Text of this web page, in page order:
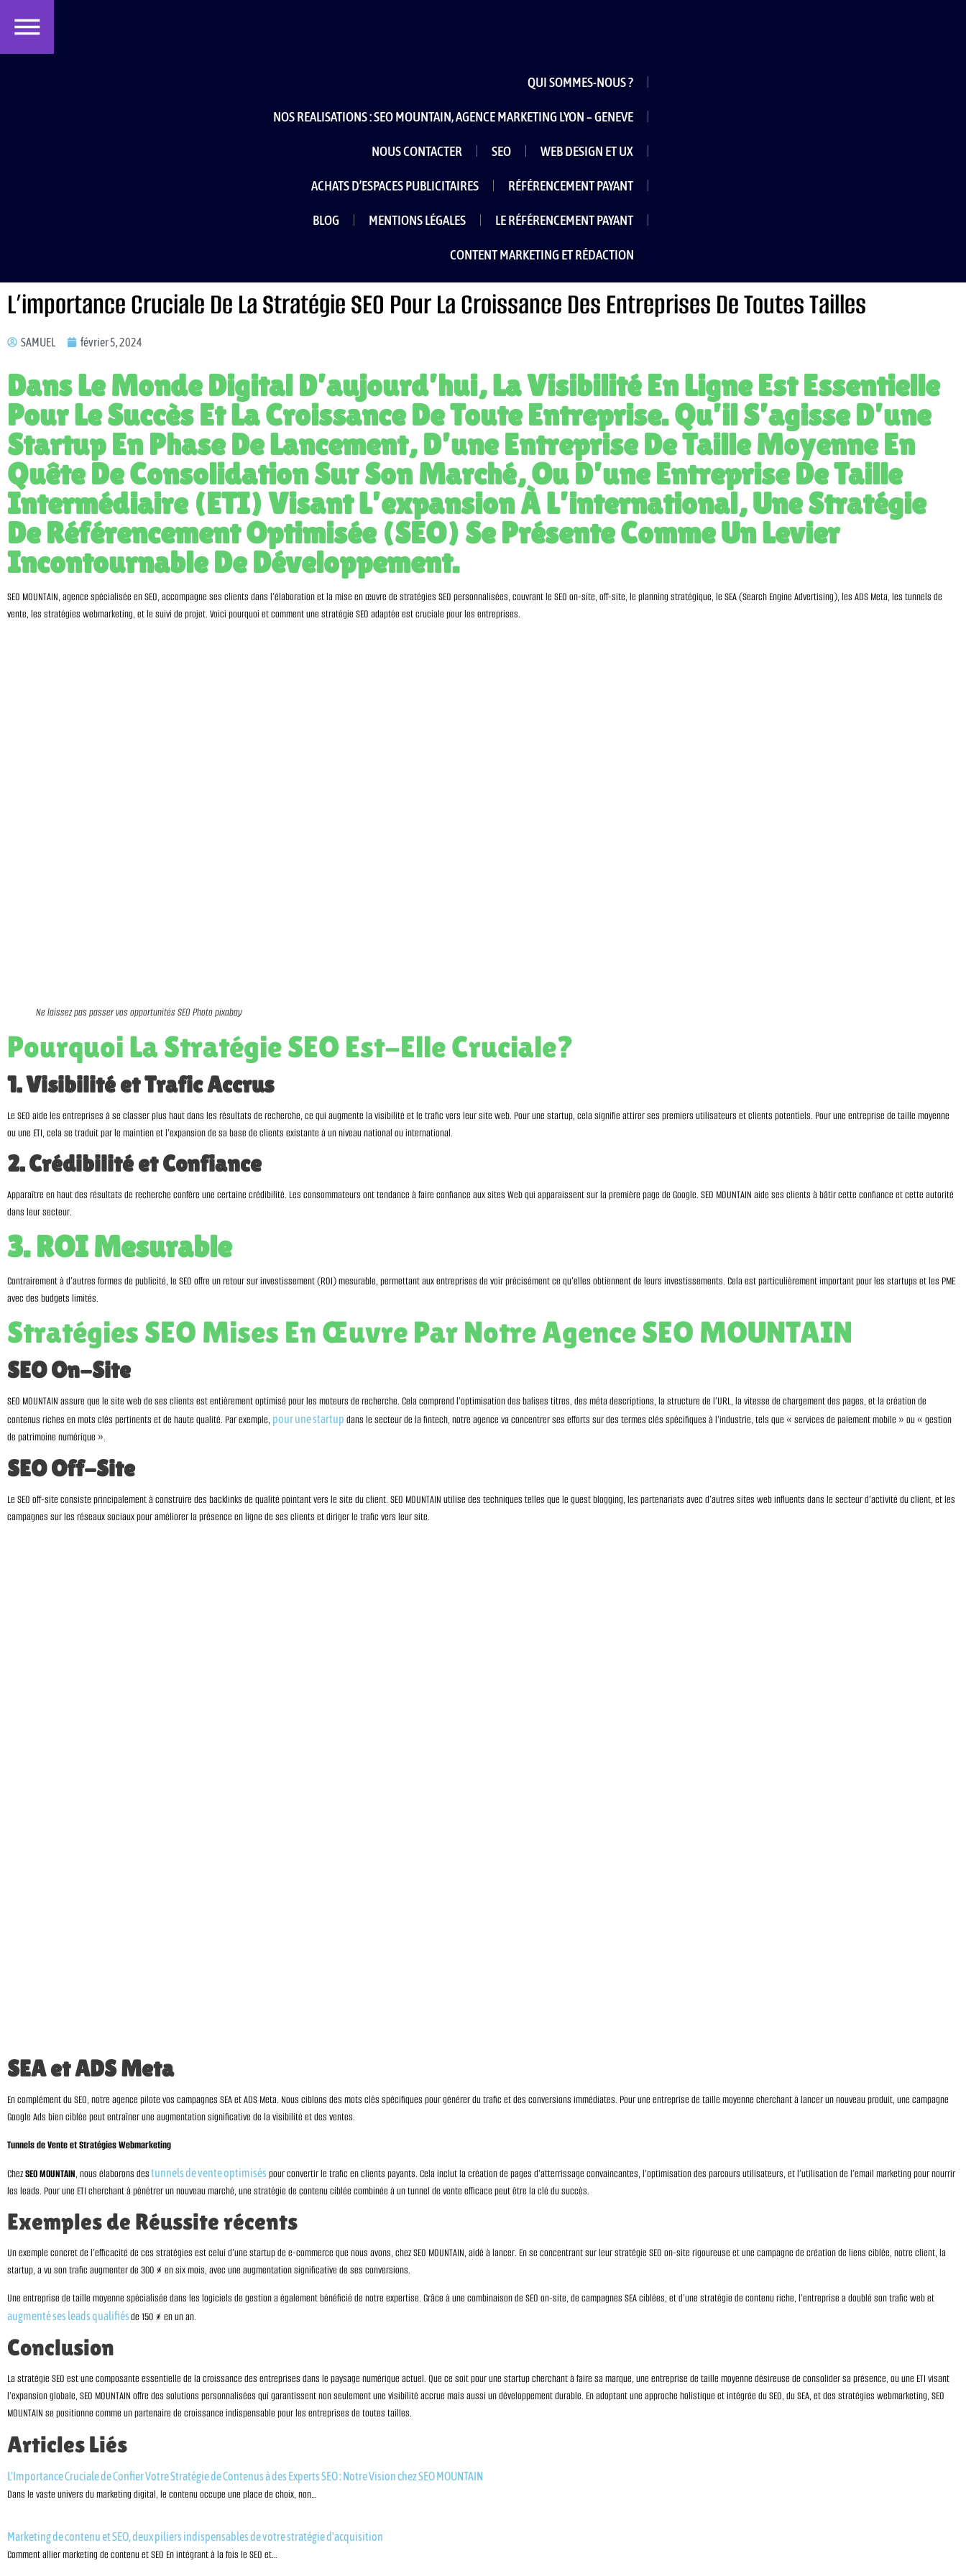
principal
QUI SOMMES-NOUS ?
NOS REALISATIONS : SEO MOUNTAIN, AGENCE MARKETING LYON – GENEVE
NOUS CONTACTER SEO WEB DESIGN ET UX
ACHATS D’ESPACES PUBLICITAIRES RÉFÉRENCEMENT PAYANT
BLOG MENTIONS LÉGALES LE RÉFÉRENCEMENT PAYANT
CONTENT MARKETING ET RÉDACTION
L’importance Cruciale De La Stratégie SEO Pour La Croissance Des Entreprises De Toutes Tailles
SAMUEL février 5, 2024
Dans Le Monde Digital D’aujourd’hui, La Visibilité En Ligne Est Essentielle
Pour Le Succès Et La Croissance De Toute Entreprise. Qu’il S’agisse D’une
Startup En Phase De Lancement, D’une Entreprise De Taille Moyenne En
Quête De Consolidation Sur Son Marché, Ou D’une Entreprise De Taille
Intermédiaire (ETI) Visant L’expansion À L’international, Une Stratégie
De Référencement Optimisée (SEO) Se Présente Comme Un Levier
Incontournable De Développement.
SEO MOUNTAIN, agence spécialisée en SEO, accompagne ses clients dans l’élaboration et la mise en œuvre de stratégies SEO personnalisées, couvrant le SEO on-site, off-site, le planning stratégique, le SEA (Search Engine Advertising), les ADS Meta, les tunnels de
vente, les stratégies webmarketing, et le suivi de projet. Voici pourquoi et comment une stratégie SEO adaptée est cruciale pour les entreprises.
Ne laissez pas passer vos opportunités SEO Photo pixabay
Pourquoi La Stratégie SEO Est-Elle Cruciale?
1. Visibilité et Trafic Accrus
Le SEO aide les entreprises à se classer plus haut dans les résultats de recherche, ce qui augmente la visibilité et le trafic vers leur site web. Pour une startup, cela signifie attirer ses premiers utilisateurs et clients potentiels. Pour une entreprise de taille moyenne
ou une ETI, cela se traduit par le maintien et l’expansion de sa base de clients existante à un niveau national ou international.
2. Crédibilité et Confiance
Apparaître en haut des résultats de recherche confère une certaine crédibilité. Les consommateurs ont tendance à faire confiance aux sites Web qui apparaissent sur la première page de Google. SEO MOUNTAIN aide ses clients à bâtir cette confiance et cette autorité
dans leur secteur.
3. ROI Mesurable
Contrairement à d’autres formes de publicité, le SEO offre un retour sur investissement (ROI) mesurable, permettant aux entreprises de voir précisément ce qu’elles obtiennent de leurs investissements. Cela est particulièrement important pour les startups et les PME
avec des budgets limités.
Stratégies SEO Mises En Œuvre Par Notre Agence SEO MOUNTAIN
SEO On-Site
SEO MOUNTAIN assure que le site web de ses clients est entièrement optimisé pour les moteurs de recherche. Cela comprend l’optimisation des balises titres, des méta descriptions, la structure de l’URL, la vitesse de chargement des pages, et la création de
contenus riches en mots clés pertinents et de haute qualité. Par exemple, pour une startup dans le secteur de la fintech, notre agence va concentrer ses efforts sur des termes clés spécifiques à l’industrie, tels que « services de paiement mobile » ou « gestion
de patrimoine numérique ».
SEO Off-Site
Le SEO off-site consiste principalement à construire des backlinks de qualité pointant vers le site du client. SEO MOUNTAIN utilise des techniques telles que le guest blogging, les partenariats avec d’autres sites web influents dans le secteur d’activité du client, et les
campagnes sur les réseaux sociaux pour améliorer la présence en ligne de ses clients et diriger le trafic vers leur site.
SEA et ADS Meta
En complément du SEO, notre agence pilote vos campagnes SEA et ADS Meta. Nous ciblons des mots clés spécifiques pour générer du trafic et des conversions immédiates. Pour une entreprise de taille moyenne cherchant à lancer un nouveau produit, une campagne
Google Ads bien ciblée peut entraîner une augmentation significative de la visibilité et des ventes.
Tunnels de Vente et Stratégies Webmarketing
ChezSEO MOUNTAIN, nous élaborons destunnels de vente optimisés pour convertir le trafic en clients payants. Cela inclut la création de pages d’atterrissage convaincantes, l’optimisation des parcours utilisateurs, et l’utilisation de l’email marketing pour nourrir
les leads. Pour une ETI cherchant à pénétrer un nouveau marché, une stratégie de contenu ciblée combinée à un tunnel de vente efficace peut être la clé du succès.
Exemples de Réussite récents
Un exemple concret de l’efficacité de ces stratégies est celui d’une startup de e-commerce que nous avons, chez SEO MOUNTAIN, aidé à lancer. En se concentrant sur leur stratégie SEO on-site rigoureuse et une campagne de création de liens ciblée, notre client, la
startup, a vu son trafic augmenter de 300 % en six mois, avec une augmentation significative de ses conversions.
Une entreprise de taille moyenne spécialisée dans les logiciels de gestion a également bénéficié de notre expertise. Grâce à une combinaison de SEO on-site, de campagnes SEA ciblées, et d’une stratégie de contenu riche, l’entreprise a doublé son trafic web et
augmenté ses leads qualifiésde 150 % en un an.
Conclusion
La stratégie SEO est une composante essentielle de la croissance des entreprises dans le paysage numérique actuel. Que ce soit pour une startup cherchant à faire sa marque, une entreprise de taille moyenne désireuse de consolider sa présence, ou une ETI visant
l’expansion globale, SEO MOUNTAIN offre des solutions personnalisées qui garantissent non seulement une visibilité accrue mais aussi un développement durable. En adoptant une approche holistique et intégrée du SEO, du SEA, et des stratégies webmarketing, SEO
MOUNTAIN se positionne comme un partenaire de croissance indispensable pour les entreprises de toutes tailles.
Articles Liés
L'Importance Cruciale de Confier Votre Stratégie de Contenus à des Experts SEO : Notre Vision chez SEO MOUNTAIN
Dans le vaste univers du marketing digital, le contenu occupe une place de choix, non…
Marketing de contenu et SEO, deux piliers indispensables de votre stratégie d'acquisition
Comment allier marketing de contenu et SEO En intégrant à la fois le SEO et…